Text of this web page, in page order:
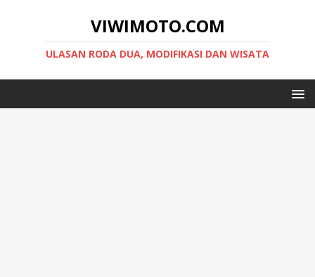
VIWIMOTO.COM
ULASAN RODA DUA, MODIFIKASI DAN WISATA